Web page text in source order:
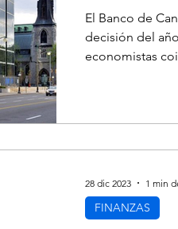
El Banco de
decisión del
economistas
FINANZAS
28 dic 2023 1 min